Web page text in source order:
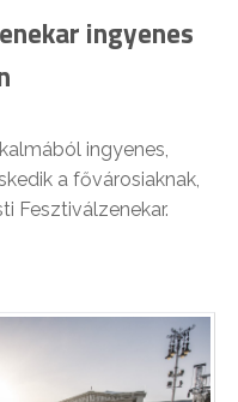
ingyenes
ingyenes,
a fővárosiaknak,
Fesztiválzenekar.